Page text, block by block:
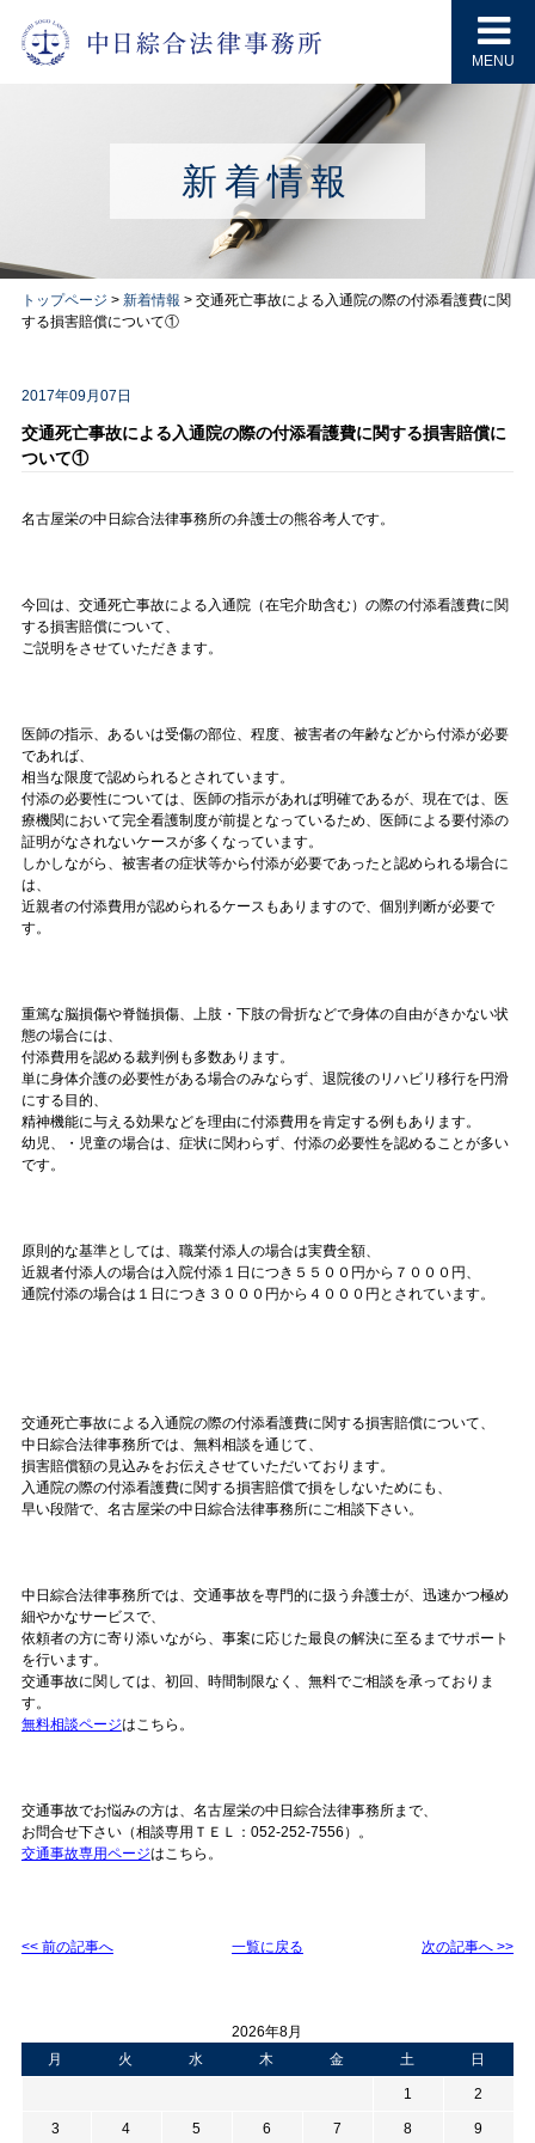
新着情報
トップページ > 新着情報 > 交通死亡事故による入通院の際の付添看護費に関
する損害賠償について①
2017年09月07日
交通死亡事故による入通院の際の付添看護費に関する損害賠償に
ついて①
名古屋栄の中日綜合法律事務所の弁護士の熊谷考人です。
今回は、交通死亡事故による入通院（在宅介助含む）の際の付添看護費に関
する損害賠償について、
ご説明をさせていただきます。
医師の指示、あるいは受傷の部位、程度、被害者の年齢などから付添が必要
であれば、
相当な限度で認められるとされています。
付添の必要性については、医師の指示があれば明確であるが、現在では、医
療機関において完全看護制度が前提となっているため、医師による要付添の
証明がなされないケースが多くなっています。
しかしながら、被害者の症状等から付添が必要であったと認められる場合に
は、
近親者の付添費用が認められるケースもありますので、個別判断が必要で
す。
重篤な脳損傷や脊髄損傷、上肢・下肢の骨折などで身体の自由がきかない状
態の場合には、
付添費用を認める裁判例も多数あります。
単に身体介護の必要性がある場合のみならず、退院後のリハビリ移行を円滑
にする目的、
精神機能に与える効果などを理由に付添費用を肯定する例もあります。
幼児、・児童の場合は、症状に関わらず、付添の必要性を認めることが多い
です。
原則的な基準としては、職業付添人の場合は実費全額、
近親者付添人の場合は入院付添１日につき５５００円から７０００円、
通院付添の場合は１日につき３０００円から４０００円とされています。
交通死亡事故による入通院の際の付添看護費に関する損害賠償について、
中日綜合法律事務所では、無料相談を通じて、
損害賠償額の見込みをお伝えさせていただいております。
入通院の際の付添看護費に関する損害賠償で損をしないためにも、
早い段階で、名古屋栄の中日綜合法律事務所にご相談下さい。
中日綜合法律事務所では、交通事故を専門的に扱う弁護士が、迅速かつ極め
細やかなサービスで、
依頼者の方に寄り添いながら、事案に応じた最良の解決に至るまでサポート
を行います。
交通事故に関しては、初回、時間制限なく、無料でご相談を承っておりま
す。
無料相談ページはこちら。
交通事故でお悩みの方は、名古屋栄の中日綜合法律事務所まで、
お問合せ下さい（相談専用ＴＥＬ：052-252-7556）。
交通事故専用ページはこちら。
<< 前の記事へ 一覧に戻る 次の記事へ >>
2026年8月
月
火 水 木 金 土 日
1 2
3 4 5 6 7 8 9
MENU